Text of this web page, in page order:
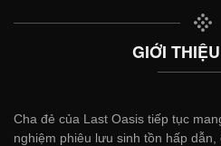
GIỚI
Cha đẻ của Last Oasis tiếp tục
nghiệm phiêu lưu sinh tồn hấp